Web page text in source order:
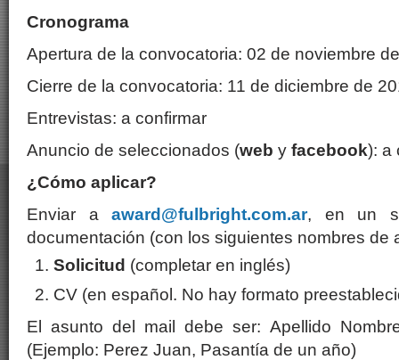
Cronograma
Apertura de la convocatoria: 02 de noviembre
Cierre de la convocatoria: 11 de diciembre de
Entrevistas: a confirmar
Anuncio de seleccionados (web y facebook): a
¿Cómo aplicar?
Enviar a award@fulbright.com.ar, en un
documentación (con los siguientes nombres de
Solicitud (completar en inglés)
CV (en español. No hay formato
El asunto del mail debe ser: Apellido
(Ejemplo: Perez Juan, Pasantía de un año)